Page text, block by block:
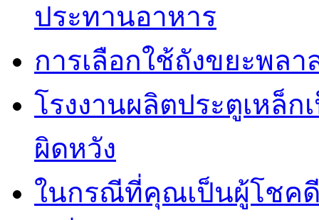
ประทานอาหาร
การเลือกใช้ถังขยะพล
โรงงานผลิตประตูเหล็
ผิดหวัง
ในกรณีที่คุณเป็นผู้โชคดี